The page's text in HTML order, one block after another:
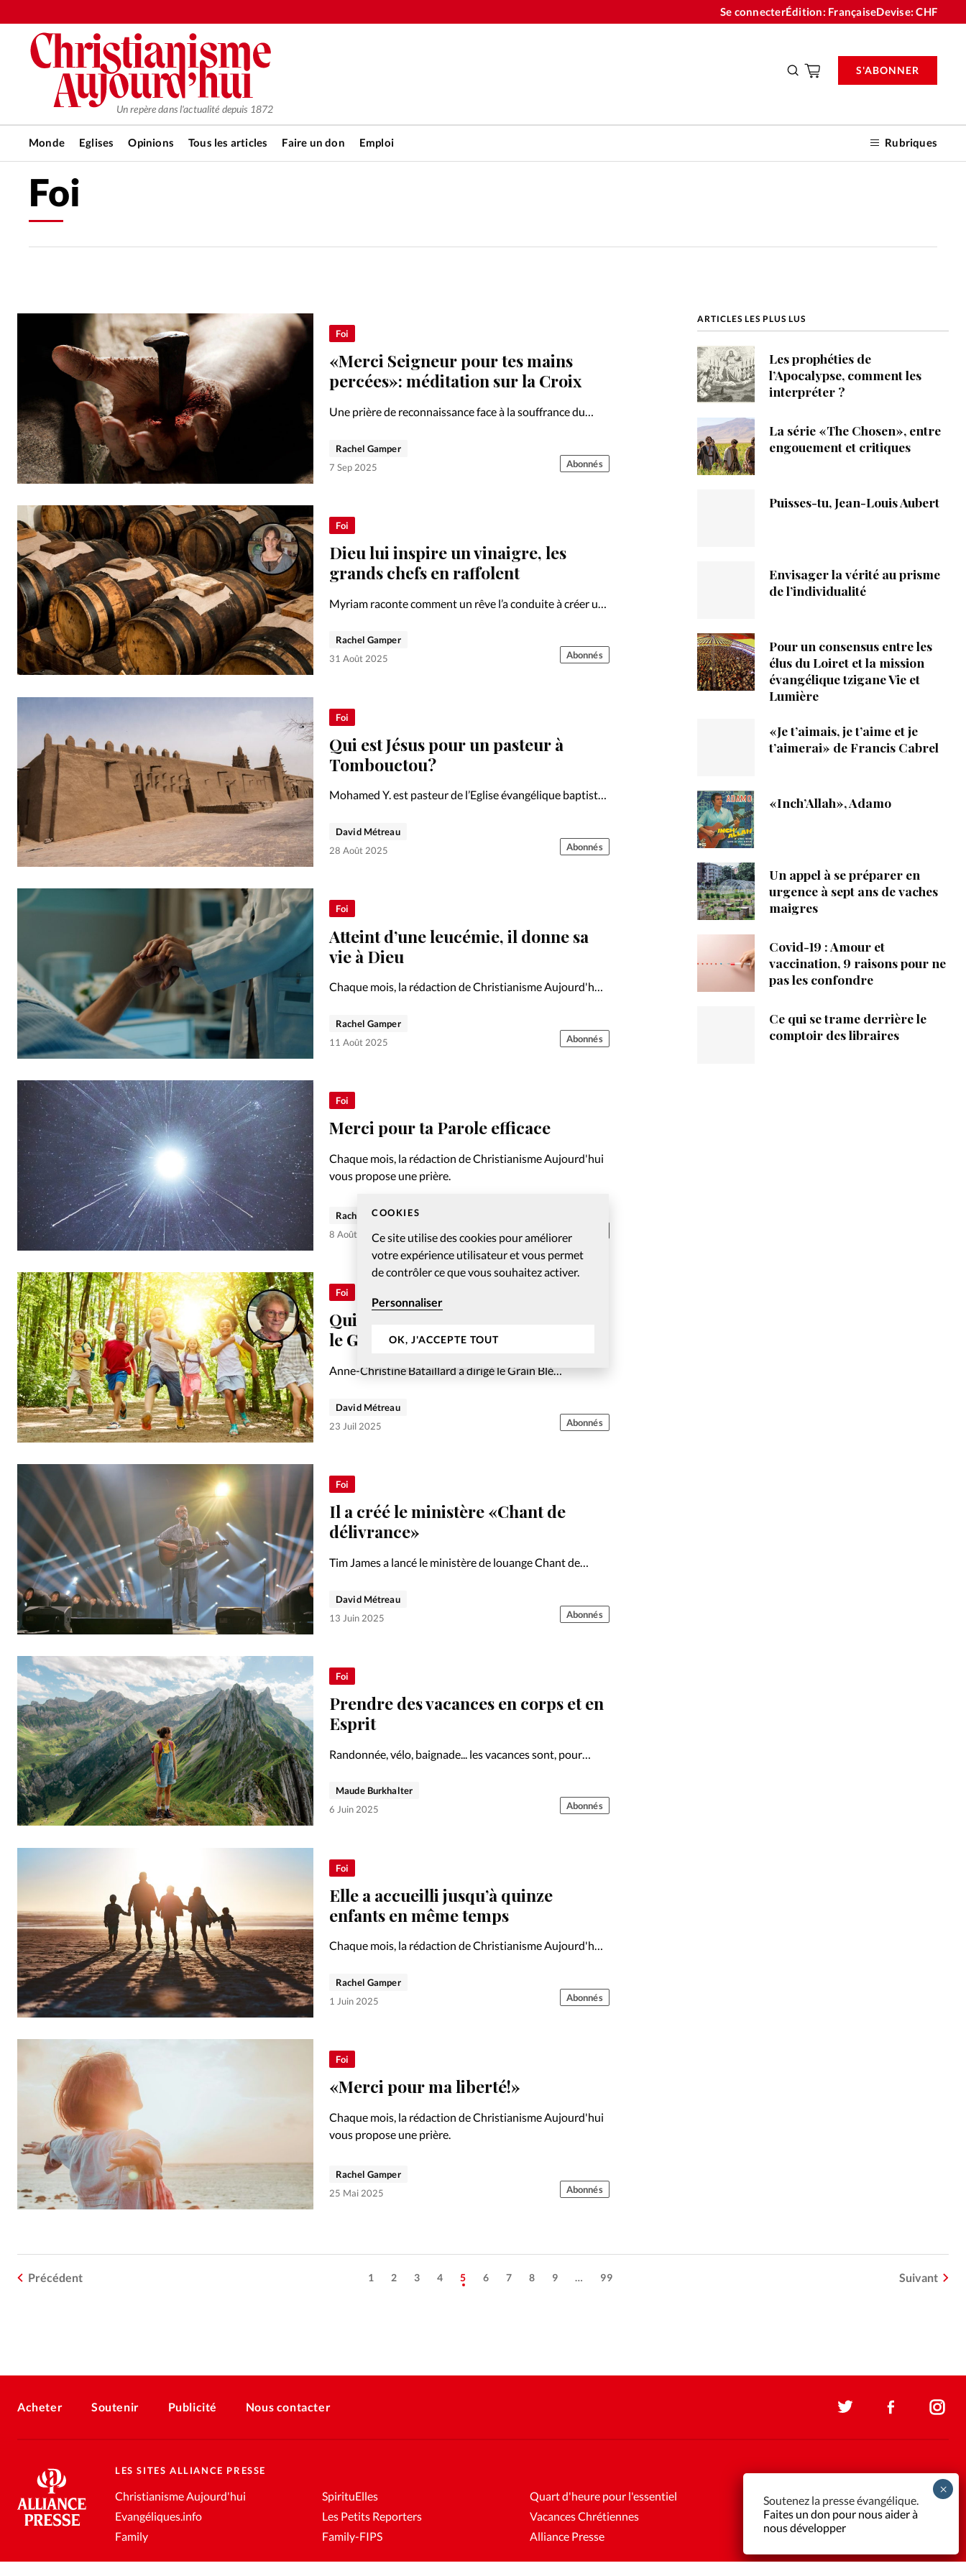
COOKIES
Ce site utilise des cookies pour améliorer
votre expérience utilisateur et vous permet
de contrôler ce que vous souhaitez activer.
Personnaliser
OK, J'ACCEPTE TOUT
Se connecterÉdition: FrançaiseDevise:CHF
Un repère dans l'actualité depuis 1872
Monde Eglises Opinions Tous les articles Faire un don Emploi Rubriques
S'ABONNER
RUBRIQUES
Culture
Dossier Eglises
Foi
Génération réveil
Monde
Opinions
Publireportage
Relations Aujourd'hui
Société
Tour du monde des Eglises
Trait d'Ixène
Vécu Vie Intérieure
Les abonnements
Changemement d'adresse
Foi
Foi
«Merci Seigneur pour tes mains
percées»: méditation sur la Croix
Une prière de reconnaissance face à la souffrance du
notre foi au cœur des épreuves et du découragement.
Rachel Gamper
7 Sep 2025
Abonnés
Foi
Dieu lui inspire un vinaigre, les
grands chefs en raffolent
Myriam raconte comment un rêve l’a conduite à créer un
des chefs étoilés.
Rachel Gamper
31 Août 2025
Abonnés
Foi
Qui est Jésus pour un pasteur à
Tombouctou?
Mohamed Y. est pasteur de l’Eglise évangélique baptiste
d’extrême persécution. Un père de cinq enfants
reconnaissant de la fidélité de Dieu dans sa vie.
David Métreau
28 Août 2025
Abonnés
Foi
Atteint d’une leucémie, il donne sa
vie à Dieu
Chaque mois, la rédaction de Christianisme Aujourd'hui
Rachel Gamper
11 Août 2025
Abonnés
Foi
Merci pour ta Parole efficace
Chaque mois, la rédaction de Christianisme Aujourd'hui
vous propose une prière.
Rachel Gamper
8 Août 2025
Foi
Qui est Jésus pour celle qui a dirigé
le Grain de Blé international
Anne-Christine Bataillard a dirigé le Grain Blé
Désormais à la retraite, elle est membre du comité de
direction de la HET-PRO (Haute école de théologie) et
David Métreau
23 Juil 2025
Abonnés
Foi
Il a créé le ministère «Chant de
délivrance»
Tim James a lancé le ministère de louange Chant de
notamment ceux qui ont le cœur brisé à rencontrer
Jésus, être restaurés à travers la musique et le…
David Métreau
13 Juin 2025
Abonnés
Foi
Prendre des vacances en corps et en
Esprit
Randonnée, vélo, baignade... les vacances sont, pour
Mais pour de nombreux chrétiens, elles sont aussi
l’occasion de se reconnecter à l’essentiel.
Maude Burkhalter
6 Juin 2025
Abonnés
Foi
Elle a accueilli jusqu’à quinze
enfants en même temps
Chaque mois, la rédaction de Christianisme Aujourd'hui
Rachel Gamper
1 Juin 2025
Abonnés
Foi
«Merci pour ma liberté!»
Chaque mois, la rédaction de Christianisme Aujourd'hui
vous propose une prière.
Rachel Gamper
25 Mai 2025
Abonnés
Précédent 1 2 3 4 5 6 7 8 9 … 99 Suivant
ARTICLES LES PLUS LUS
Les prophéties de
l’Apocalypse, comment les
interpréter ?
La série «The Chosen», entre
engouement et critiques
Puisses-tu, Jean-Louis Aubert
Envisager la vérité au prisme
de l’individualité
Pour un consensus entre les
élus du Loiret et la mission
évangélique tzigane Vie et
Lumière
«Je t’aimais, je t’aime et je
t’aimerai» de Francis Cabrel
«Inch’Allah», Adamo
Un appel à se préparer en
urgence à sept ans de vaches
maigres
Covid-19 : Amour et
vaccination, 9 raisons pour ne
pas les confondre
Ce qui se trame derrière le
comptoir des libraires
Acheter Soutenir Publicité Nous contacter
LES SITES ALLIANCE PRESSE
Christianisme Aujourd'hui
Evangéliques.info
Family
SpirituElles
Les Petits Reporters
Family-FIPS
Quart d'heure pour l'essentiel
Vacances Chrétiennes
Alliance Presse
Soutenez la presse évangélique.
Faites un don pour nous aider à
nous développer